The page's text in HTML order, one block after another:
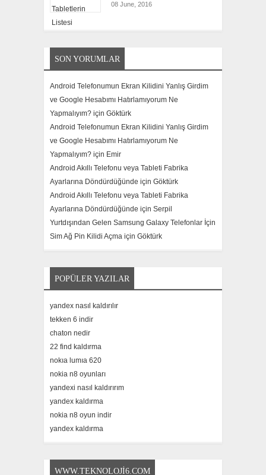
08 June, 2016
SON YORUMLAR
Android Telefonumun Ekran Kilidini Yanlış Girdim
ve Google Hesabımı Hatırlamıyorum Ne
Yapmalıyım? için Göktürk
Android Telefonumun Ekran Kilidini Yanlış Girdim
ve Google Hesabımı Hatırlamıyorum Ne
Yapmalıyım? için Emir
Android Akıllı Telefonu veya Tableti Fabrika
Ayarlarına Döndürdüğünde için Göktürk
Android Akıllı Telefonu veya Tableti Fabrika
Ayarlarına Döndürdüğünde için Serpil
Yurtdışından Gelen Samsung Galaxy Telefonlar İçin
Sim Ağ Pin Kilidi Açma için Göktürk
POPÜLER YAZILAR
yandex nasıl kaldırılır
tekken 6 indir
chaton nedir
22 find kaldırma
nokıa lumıa 620
nokia n8 oyunları
yandexi nasıl kaldırırım
yandex kaldırma
nokia n8 oyun indir
yandex kaldırma
WWW.TEKNOLOJI6.COM